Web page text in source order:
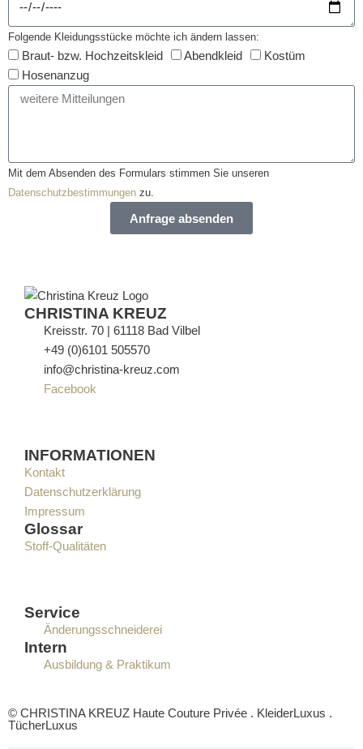
Folgende Kleidungsstücke möchte ich ändern lassen:
Braut- bzw. Hochzeitskleid Abendkleid
Kostüm
Hosenanzug
Mit dem Absenden des Formulars stimmen Sie unseren
Datenschutzbestimmungen zu.
Anfrage absenden
CHRISTINA KREUZ
Kreisstr. 70 | 61118 Bad Vilbel
+49 (0)6101 505570
info@christina-kreuz.com
Facebook
INFORMATIONEN
Kontakt
Datenschutzerklärung
Impressum
Glossar
Stoff-Qualitäten
Service
Änderungsschneiderei
Intern
Ausbildung & Praktikum
© CHRISTINA KREUZ Haute Couture Privée . KleiderLuxus .
TücherLuxus